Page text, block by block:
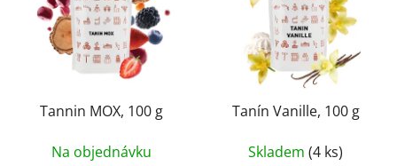
Tannin MOX, 100 g
Na objednávku
Tanín Vanille, 100 g
Skladem (4 ks)